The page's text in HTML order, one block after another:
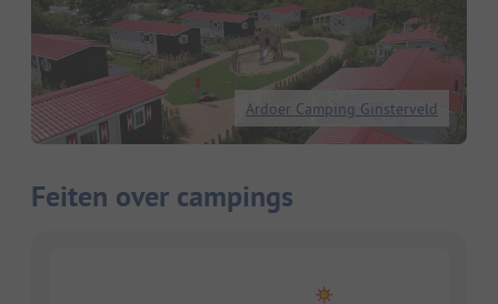
Ardoer Camping Ginsterveld
Feiten over campings